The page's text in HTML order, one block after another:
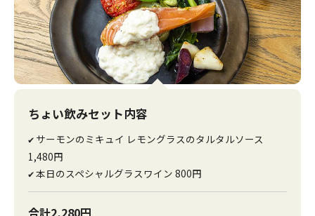
ちょい飲みセット内容
✔ サーモンのミキュイ レモングラスのタルタルソース
1,480円
✔本日のスペシャルグラスワイン 800円
合計2,280円